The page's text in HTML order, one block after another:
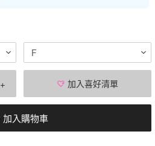
F
+ 加入喜好清單
加入購物車